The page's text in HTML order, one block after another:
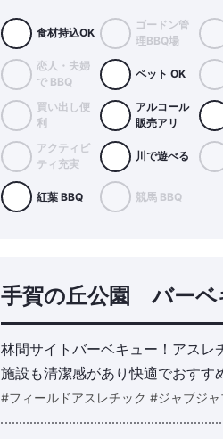
食材持込OK
ゴードン管
理BBQ場
恋人・夫婦
で BBQ
ペット OK
買い出し便
利
アルコール
販売アリ
アクティビ
ティ充実
川で遊べる
紅葉 BBQ 競馬 BBQ
手賀の丘公園 バーベ
林間サイトバーベキュー！アスレ
施設も清潔感があり快適でおすす
#フィールドアスレチック #ジャブジ